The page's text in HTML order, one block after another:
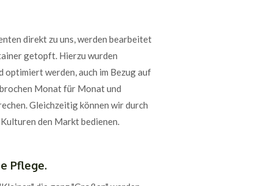
direkt zu uns, werden bearbeitet
getopft. Hierzu wurden
werden, auch im Bezug auf
Monat für Monat und
Gleichzeitig können wir durch
den Markt bedienen.
Pflege.